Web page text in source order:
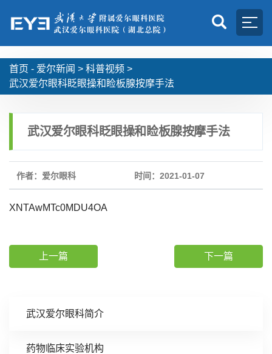
首页 - 爱尔新闻 > 科普视频 >
武汉爱尔眼科眨眼操和睑板腺按摩手法
武汉爱尔眼科简介
药物临床实验机构
武汉爱尔眼科眨眼操和睑板腺按摩手法
作者：爱尔眼科 时间：2021-01-07
XNTAwMTc0MDU4OA
上一篇 下一篇